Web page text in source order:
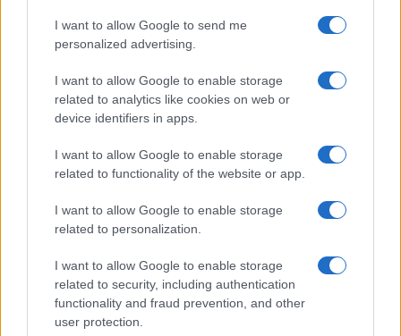
I want to allow Google to send me
personalized advertising.
I want to allow Google to enable storage
related to analytics like cookies on web or
device identifiers in apps.
I want to allow Google to enable storage
related to functionality of the website or app.
I want to allow Google to enable storage
related to personalization.
I want to allow Google to enable storage
related to security, including authentication
functionality and fraud prevention, and other
user protection.
Location sostenibili per festival: criteri e metriche per
una scelta consapevole
Letizia Fontana · 30 Lug 2026
PIÙ LETTI
Concerti in Italia: il 2026 supera il miliardo di euro di
Scopri fanSALE: la piattaforma sicura per la rivendita di
biglietti
Chiello torna sul palco: inizia il tour 2025
Location sostenibili per festival: criteri e metriche per
una scelta consapevole